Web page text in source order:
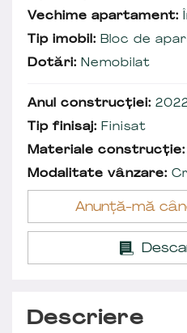
Vechime apartament:
Tip imobil: Bloc de
Dotări: Nemobilat
Anul construcției:
Tip finisaj: Finisat
Materiale construcție:
Modalitate vânzare:
Anunță-mă
Descriere